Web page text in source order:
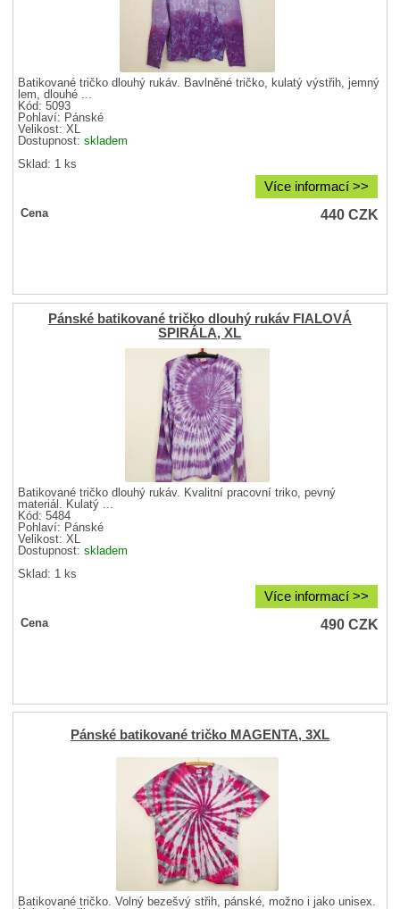
Batikované tričko dlouhý rukáv. Bavlněné tričko, kulatý výstřih, jemný
lem, dlouhé ...
Kód: 5093
Pohlaví: Pánské
Velikost:XL
Dostupnost:skladem
Sklad: 1 ks
Více informací >>
Cena 440CZK
Pánské batikované tričko dlouhý rukáv FIALOVÁ
SPIRÁLA, XL
Batikované tričko dlouhý rukáv. Kvalitní pracovní triko, pevný
materiál. Kulatý ...
Kód: 5484
Pohlaví: Pánské
Velikost:XL
Dostupnost:skladem
Sklad: 1 ks
Více informací >>
Cena 490CZK
Pánské batikované tričko MAGENTA, 3XL
Batikované tričko. Volný bezešvý střih, pánské, možno i jako unisex.